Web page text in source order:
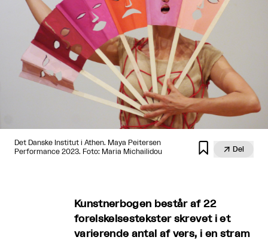
Det Danske Institut i Athen. Maya Peitersen
Performance 2023. Foto: Maria Michailidou
  Del
Kunstnerbogen består af 22
forelskelsestekster skrevet i et
varierende antal af vers, i en stram